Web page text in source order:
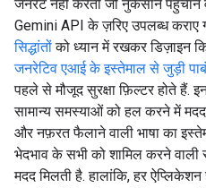
जनरेट नहीं करता जो नुकसान पहुंचाने
Gemini API के ज़रिए उपलब्ध कराए
सिद्धांतोंको ध्यान में रखकर डिज़ाइन
जनरेटिव एआई के इस्तेमाल से जुड़ी
पहले से मौजूद सुरक्षा फ़िल्टर होते
सामान्य समस्याओं को हल करने में
और नफ़रत फैलाने वाली भाषा का
भेदभाव के सभी को शामिल करने
मदद मिलती है. हालांकि, हर